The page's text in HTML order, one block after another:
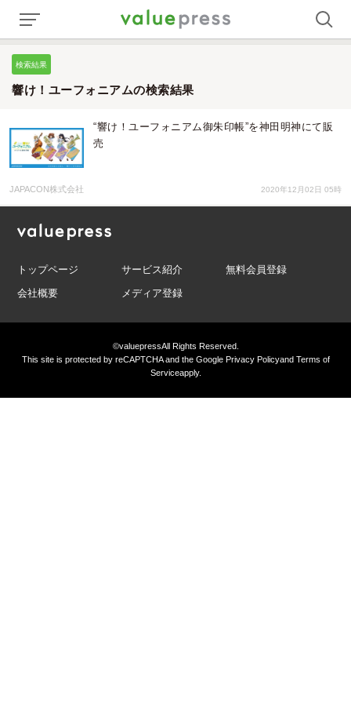
検索結果
響け！ユーフォニアムの検索結果
“響け！ユーフォニアム御朱印帳”を神田明神にて販
売
JAPACON株式会社 2020年12月02日 05時
トップページ サービス紹介
無料会員登録
会社概要
メディア登録
©valuepressAll Rights Reserved.
This site is protected by reCAPTCHA and the GooglePrivacy Policyand Terms of
Serviceapply.